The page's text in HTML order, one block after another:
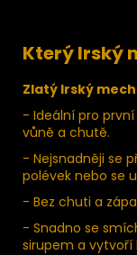
Který Irský
Zlatý Irský
- Ideální pro
vůně a chutě.
- Nejsnadněji se
polévek nebo se
- Bez chuti a
- Snadno se
sirupem a vytvoří